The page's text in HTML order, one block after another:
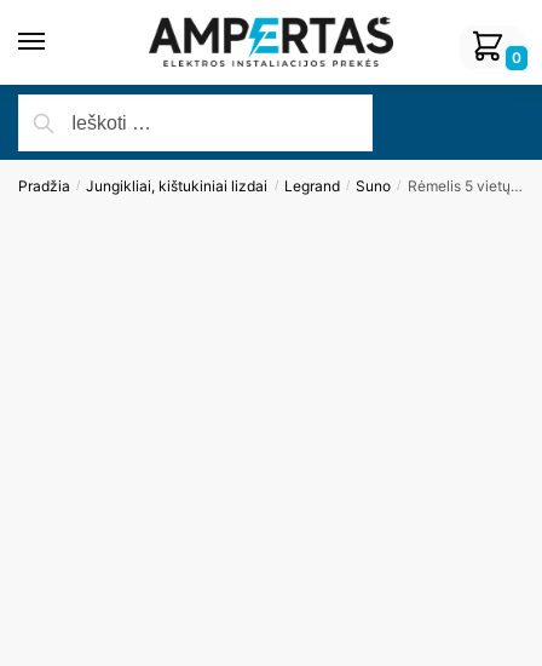
0
Pradžia / Jungikliai, kištukiniai lizdai / Legrand / Suno / Rėmelis 5 vietų Legrand SUNO, baltos sp.